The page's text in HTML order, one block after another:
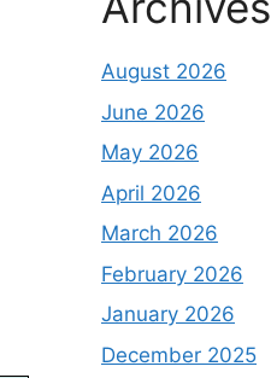
August 2026
June 2026
May 2026
April 2026
March 2026
February 2026
January 2026
December 2025